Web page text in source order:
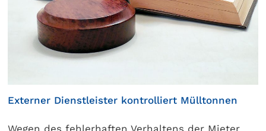
Externer Dienstleister kontrolliert Mülltonnen
Wegen des fehlerhaften Verhaltens der Mieter